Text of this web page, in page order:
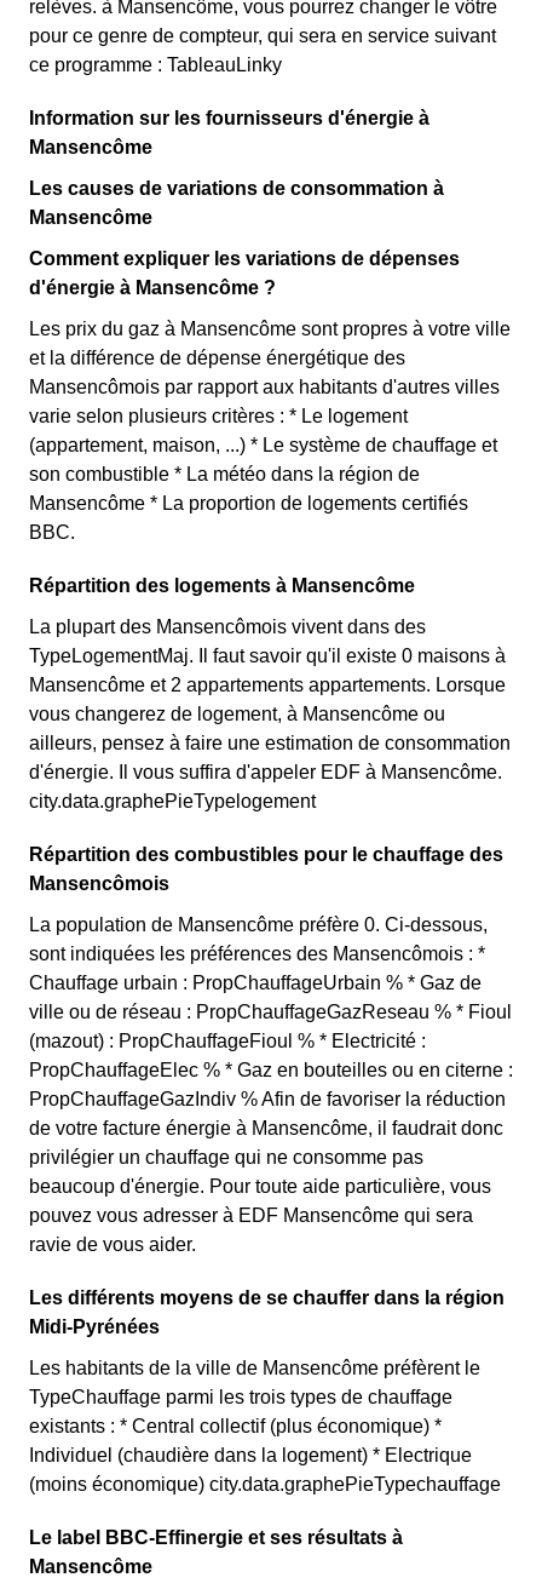
relèves. à Mansencôme, vous pourrez changer le vôtre
pour ce genre de compteur, qui sera en service suivant
ce programme : TableauLinky
Information sur les fournisseurs d'énergie à
Mansencôme
Les causes de variations de consommation à
Mansencôme
Comment expliquer les variations de dépenses
d'énergie à Mansencôme ?
Les prix du gaz à Mansencôme sont propres à votre ville
et la différence de dépense énergétique des
Mansencômois par rapport aux habitants d'autres villes
varie selon plusieurs critères : * Le logement
(appartement, maison, ...) * Le système de chauffage et
son combustible * La météo dans la région de
Mansencôme * La proportion de logements certifiés
BBC.
Répartition des logements à Mansencôme
La plupart des Mansencômois vivent dans des
TypeLogementMaj. Il faut savoir qu'il existe 0 maisons à
Mansencôme et 2 appartements appartements. Lorsque
vous changerez de logement, à Mansencôme ou
ailleurs, pensez à faire une estimation de consommation
d'énergie. Il vous suffira d'appeler EDF à Mansencôme.
city.data.graphePieTypelogement
Répartition des combustibles pour le chauffage des
Mansencômois
La population de Mansencôme préfère 0. Ci-dessous,
sont indiquées les préférences des Mansencômois : *
Chauffage urbain : PropChauffageUrbain % * Gaz de
ville ou de réseau : PropChauffageGazReseau % * Fioul
(mazout) : PropChauffageFioul % * Electricité :
PropChauffageElec % * Gaz en bouteilles ou en citerne :
PropChauffageGazIndiv % Afin de favoriser la réduction
de votre facture énergie à Mansencôme, il faudrait donc
privilégier un chauffage qui ne consomme pas
beaucoup d'énergie. Pour toute aide particulière, vous
pouvez vous adresser à EDF Mansencôme qui sera
ravie de vous aider.
Les différents moyens de se chauffer dans la région
Midi-Pyrénées
Les habitants de la ville de Mansencôme préfèrent le
TypeChauffage parmi les trois types de chauffage
existants : * Central collectif (plus économique) *
Individuel (chaudière dans la logement) * Electrique
(moins économique) city.data.graphePieTypechauffage
Le label BBC-Effinergie et ses résultats à
Mansencôme